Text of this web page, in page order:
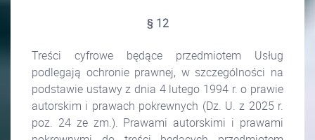
§ 12
Treści cyfrowe będące przedmiotem Usług
podlegają ochronie prawnej, w szczególności na
podstawie ustawy z dnia 4 lutego 1994 r. o prawie
autorskim i prawach pokrewnych (Dz. U. z 2025 r.
poz. 24 ze zm.). Prawami autorskimi i prawami